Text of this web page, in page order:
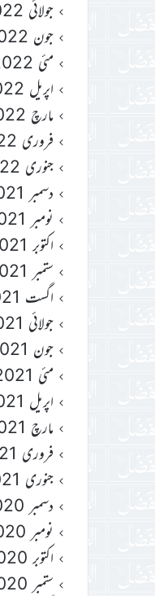
جولائی 2022
جون 2022
مئی 2022
اپریل 2022
مارچ 2022
فروری 2022
جنوری 2022
دسمبر 2021
نومبر 2021
اکتوبر 2021
ستمبر 2021
اگست 2021
جولائی 2021
جون 2021
مئی 2021
اپریل 2021
مارچ 2021
فروری 2021
جنوری 2021
دسمبر 2020
نومبر 2020
اکتوبر 2020
ستمبر 2020